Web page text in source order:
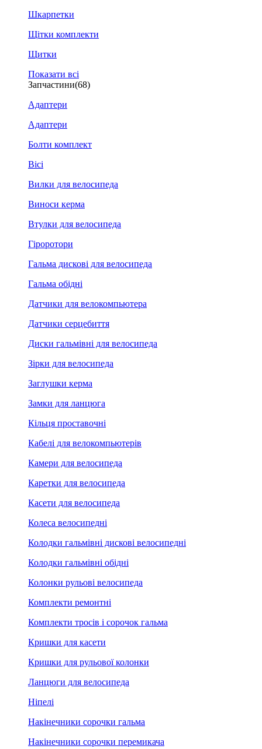
Шкарпетки
Щітки комплекти
Щитки
Показати всі
Запчастини(68)
Адаптери
Адаптери
Болти комплект
Вісі
Вилки для велосипеда
Виноси керма
Втулки для велосипеда
Гіроротори
Гальма дискові для велосипеда
Гальма обідні
Датчики для велокомпьютера
Датчики серцебиття
Диски гальмівні для велосипеда
Зірки для велосипеда
Заглушки керма
Замки для ланцюга
Кільця проставочні
Кабелі для велокомпьютерів
Камери для велосипеда
Каретки для велосипеда
Касети для велосипеда
Колеса велосипедні
Колодки гальмівні дискові велосипедні
Колодки гальмівні обідні
Колонки рульові велосипеда
Комплекти ремонтні
Комплекти тросів і сорочок гальма
Кришки для касети
Кришки для рульової колонки
Ланцюги для велосипеда
Ніпелі
Накінечники сорочки гальма
Накінечники сорочки перемикача